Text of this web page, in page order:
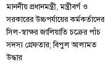
মাননীয় প্রধানমন্ত্রী, মন্ত্রীবর্গ ও
সরকারের উচ্চপর্যায়ের কর্মকর্তাদের
সিল-স্বাক্ষর জালিয়াতি চক্রের পাঁচ
সদস্য গ্রেফতার; বিপুল আলামত
উদ্ধার